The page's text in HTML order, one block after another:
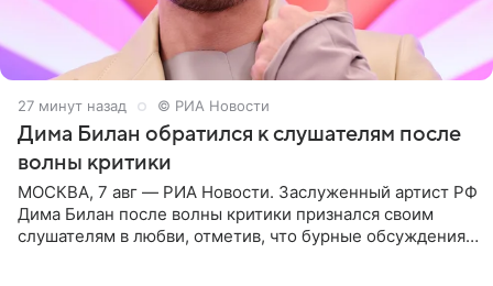
27 минут назад © РИА Новости
Дима Билан обратился к слушателям после
волны критики
МОСКВА, 7 авг — РИА Новости. Заслуженный артист РФ
Дима Билан после волны критики признался своим
слушателям в любви, отметив, что бурные обсуждения